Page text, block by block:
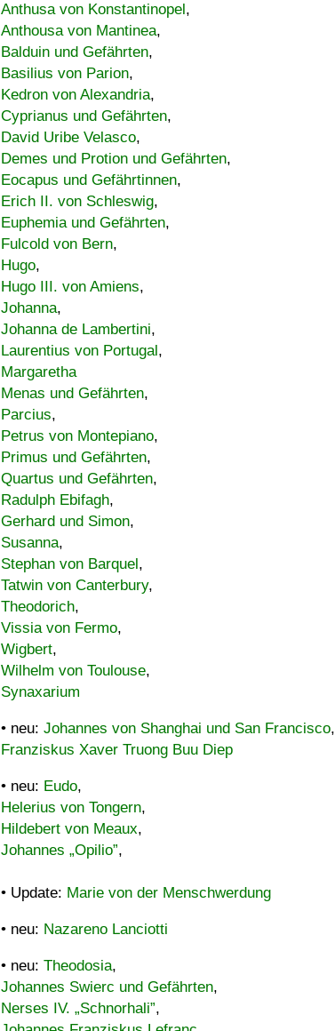
Anthusa von Konstantinopel,
Anthousa von Mantinea,
Balduin und Gefährten,
Basilius von Parion,
Kedron von Alexandria,
Cyprianus und Gefährten,
David Uribe Velasco,
Demes und Protion und Gefährten,
Eocapus und Gefährtinnen,
Erich II. von Schleswig,
Euphemia und Gefährten,
Fulcold von Bern,
Hugo,
Hugo III. von Amiens,
Johanna,
Johanna de Lambertini,
Laurentius von Portugal,
Margaretha
Menas und Gefährten,
Parcius,
Petrus von Montepiano,
Primus und Gefährten,
Quartus und Gefährten,
Radulph Ebifagh,
Gerhard und Simon,
Susanna,
Stephan von Barquel,
Tatwin von Canterbury,
Theodorich,
Vissia von Fermo,
Wigbert,
Wilhelm von Toulouse,
Synaxarium
• neu: Johannes von Shanghai und San Francisco,
Franziskus Xaver Truong Buu Diep
• neu: Eudo,
Helerius von Tongern,
Hildebert von Meaux,
Johannes „Opilio”,
• Update: Marie von der Menschwerdung
• neu: Nazareno Lanciotti
• neu: Theodosia,
Johannes Swierc und Gefährten,
Nerses IV. „Schnorhali”,